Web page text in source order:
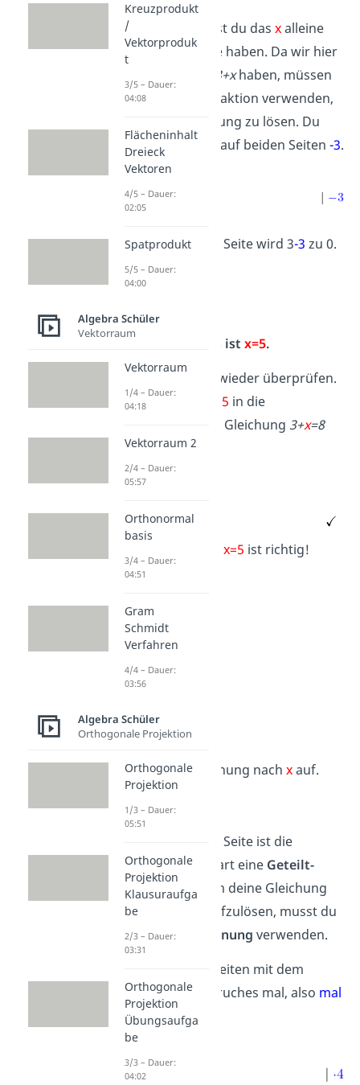
Auch hier willst du das xalleine
auf einer Seite haben. Da wir hier
3+xhaben, müssen
wir eine Subtraktion verwenden,
um die Gleichung zu lösen. Du
rechnest also auf beiden Seiten -3.
Auf der linken Seite wird 3-3 zu 0.
Es bleibt:
Dein Ergebnis ist x=5.
Du kannst es wieder überprüfen.
Setze dafür
x=5 in die
ursprüngliche Gleichung 3+x=8
ein.
x=5 ist richtig!
Beispiel 3:
Löse die Gleichung nach xauf.
Auf der linken Seite ist die
Grundrechenart eine Geteilt-
Rechnung. Um deine Gleichung
also nach
aufzulösen, musst du
eineMal-Rechnung verwenden.
Nimm beide Seiten mit dem
Nenner des Bruches mal, also mal
4.
Kreuzprodukt
/
Vektorproduk
t
3/5 – Dauer:
04:08
Flächeninhalt
Dreieck
Vektoren
4/5 – Dauer:
02:05
Spatprodukt
5/5 – Dauer:
04:00
Algebra Schüler
Vektorraum
Vektorraum
1/4 – Dauer:
04:18
Vektorraum 2
2/4 – Dauer:
05:57
Orthonormal
basis
3/4 – Dauer:
04:51
Gram
Schmidt
Verfahren
4/4 – Dauer:
03:56
Algebra Schüler
Orthogonale Projektion
Orthogonale
Projektion
1/3 – Dauer:
05:51
Orthogonale
Projektion
Klausuraufga
be
2/3 – Dauer:
03:31
Orthogonale
Projektion
Übungsaufga
be
3/3 – Dauer:
04:02